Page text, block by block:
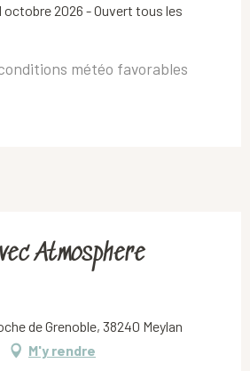
octobre 2026 - Ouvert tous les
météo favorables
Atmosphere
de Grenoble, 38240 Meylan
M'y rendre